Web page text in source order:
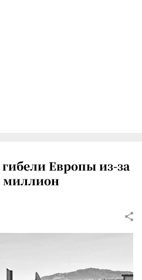
Европы из-за
миллион